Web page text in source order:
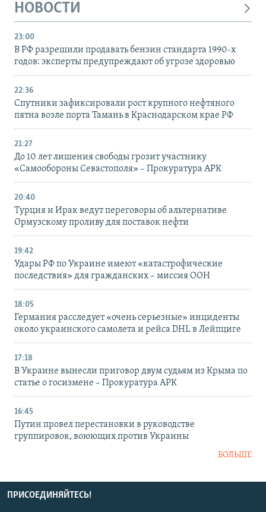
НОВОСТИ
23:00
В РФ разрешили продавать бензин стандарта 1990-х
годов: эксперты предупреждают об угрозе здоровью
22:36
Спутники зафиксировали рост крупного нефтяного
пятна возле порта Тамань в Краснодарском крае РФ
21:27
До 10 лет лишения свободы грозит участнику
«Самообороны Севастополя» – Прокуратура АРК
20:40
Турция и Ирак ведут переговоры об альтернативе
Ормузскому проливу для поставок нефти
19:42
Удары РФ по Украине имеют «катастрофические
последствия» для гражданских – миссия ООН
18:05
Германия расследует «очень серьезные» инциденты
около украинского самолета и рейса DHL в Лейпциге
17:18
В Украине вынесли приговор двум судьям из Крыма по
статье о госизмене – Прокуратура АРК
16:45
Путин провел перестановки в руководстве
группировок, воюющих против Украины
БОЛЬШЕ
ПРИСОЕДИНЯЙТЕСЬ!